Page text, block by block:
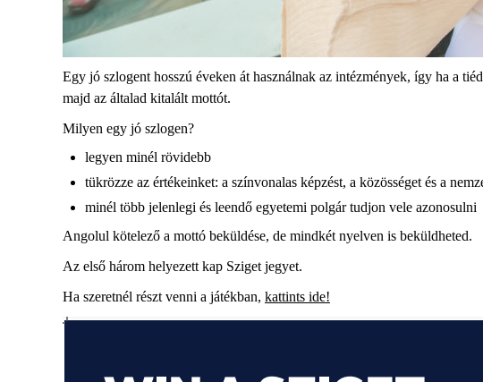
Egy jó szlogent hosszú éveken át használnak az intézmények, így ha a
majd az általad kitalált mottót.
Milyen egy jó szlogen?
legyen minél rövidebb
tükrözze az értékeinket: a színvonalas képzést, a közösséget és a
minél több jelenlegi és leendő egyetemi polgár tudjon vele azonosulni
Angolul kötelező a mottó beküldése, de mindkét nyelven is beküldheted.
Az első három helyezett kap Sziget jegyet.
Ha szeretnél részt venni a játékban, kattints ide!